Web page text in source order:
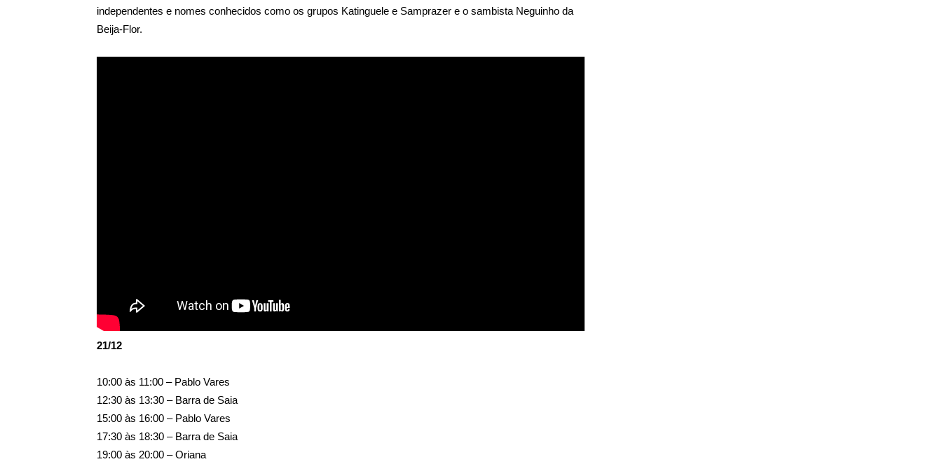
independentes e nomes conhecidos como os grupos Katinguele e Samprazer e o sambista Neguinho da
Beija-Flor.
21/12
10:00 às 11:00 – Pablo Vares
12:30 às 13:30 – Barra de Saia
15:00 às 16:00 – Pablo Vares
17:30 às 18:30 – Barra de Saia
19:00 às 20:00 – Oriana